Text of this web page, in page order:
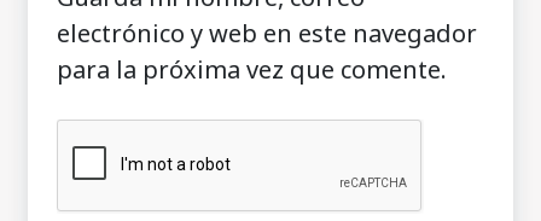
electrónico y web en este navegador
para la próxima vez que comente.